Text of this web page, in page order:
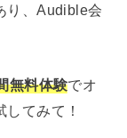
り、Audible会
無料体験でオ
てみて！